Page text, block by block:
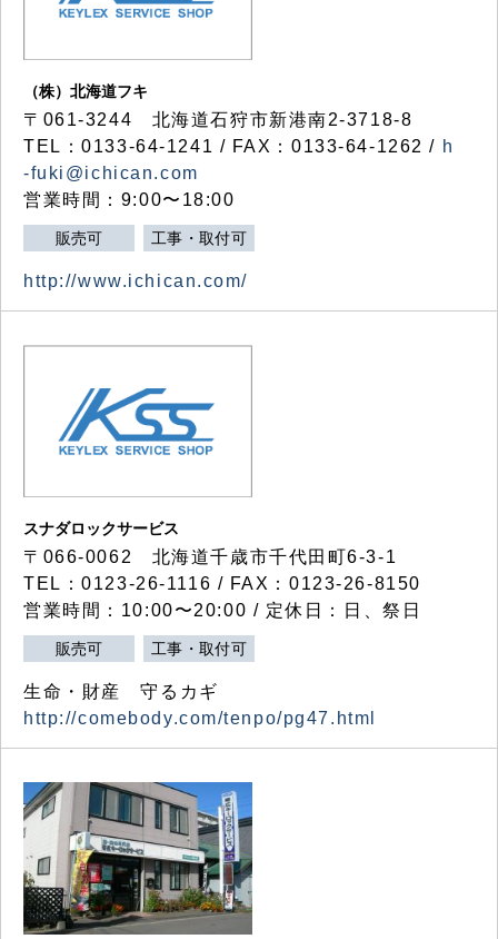
（株）北海道フキ
〒061-3244 北海道石狩市新港南2-3718-8
TEL：0133-64-1241 / FAX：0133-64-1262 / h
-fuki@ichican.com
営業時間：9:00〜18:00
販売可 工事・取付可
http://www.ichican.com/
スナダロックサービス
〒066-0062 北海道千歳市千代田町6-3-1
TEL：0123-26-1116 / FAX：0123-26-8150
営業時間：10:00〜20:00 / 定休日：日、祭日
販売可 工事・取付可
生命・財産 守るカギ
http://comebody.com/tenpo/pg47.html